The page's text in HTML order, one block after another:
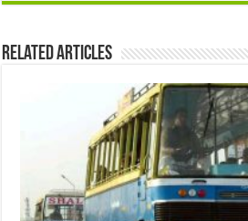
Related Articles